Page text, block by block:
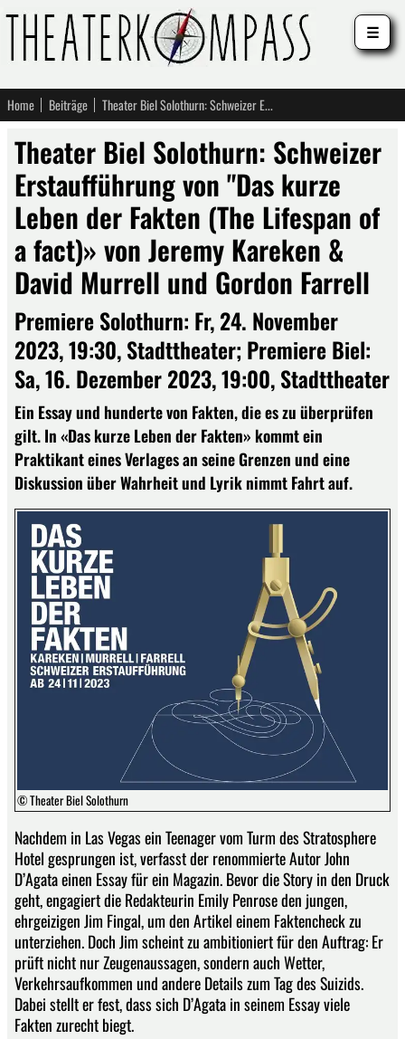
Home Beiträge Theater Biel Solothurn: Schweizer Erstaufführung von "Das kurze Leben der Fakten (The Lifespan of a fact)» von Jeremy Kareken & David Murrell und Gordon Farrell
Theater Biel Solothurn: Schweizer
Erstaufführung von "Das kurze
Leben der Fakten (The Lifespan of
a fact)» von Jeremy Kareken &
David Murrell und Gordon Farrell
Premiere Solothurn: Fr, 24. November
2023, 19:30, Stadttheater; Premiere Biel:
Sa, 16. Dezember 2023, 19:00, Stadttheater
Ein Essay und hunderte von Fakten, die es zu überprüfen
gilt. In «Das kurze Leben der Fakten» kommt ein
Praktikant eines Verlages an seine Grenzen und eine
Diskussion über Wahrheit und Lyrik nimmt Fahrt auf.
© Theater Biel Solothurn
Nachdem in Las Vegas ein Teenager vom Turm des Stratosphere
Hotel gesprungen ist, verfasst der renommierte Autor John
D’Agata einen Essay für ein Magazin. Bevor die Story in den Druck
geht, engagiert die Redakteurin Emily Penrose den jungen,
ehrgeizigen Jim Fingal, um den Artikel einem Faktencheck zu
unterziehen. Doch Jim scheint zu ambitioniert für den Auftrag: Er
prüft nicht nur Zeugenaussagen, sondern auch Wetter,
Verkehrsaufkommen und andere Details zum Tag des Suizids.
Dabei stellt er fest, dass sich D’Agata in seinem Essay viele
Fakten zurecht biegt.
☰